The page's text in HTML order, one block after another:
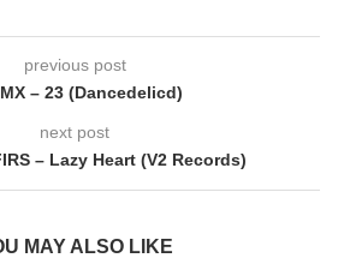
previous post
– 23 (Dancedelicd)
next post
– Lazy Heart (V2 Records)
MAY ALSO LIKE